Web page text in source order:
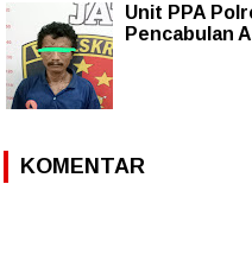
Unit PPA
Pencabulan
KOMENTAR